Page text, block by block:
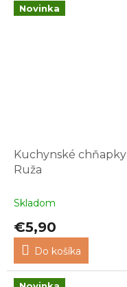
Novinka
Kuchynské chňapky
Ruža
Skladom
€5,90
Do košíka